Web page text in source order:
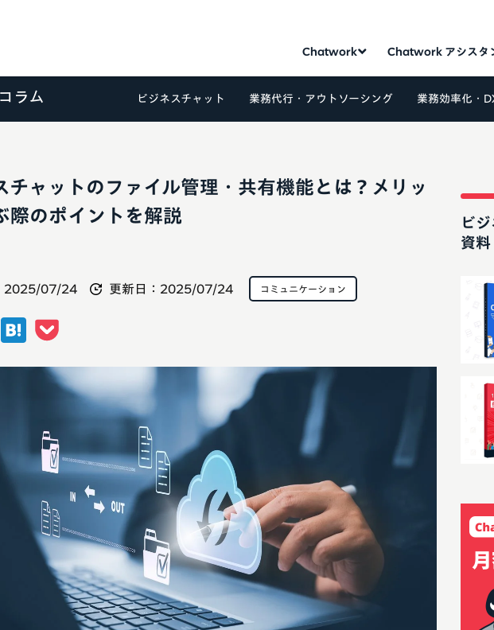
Chatwork Chatwork アシスタ
ラム ビジネスチャット 業務代行・アウトソーシング 業務効率化・
チャットのファイル管理・共有機能とは？メリッ
際のポイントを解説
2025/07/24 更新日： 2025/07/24 コミュニケーション
ビ
資料